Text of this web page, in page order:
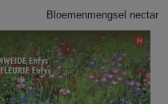
Bloemenmengsel nectar